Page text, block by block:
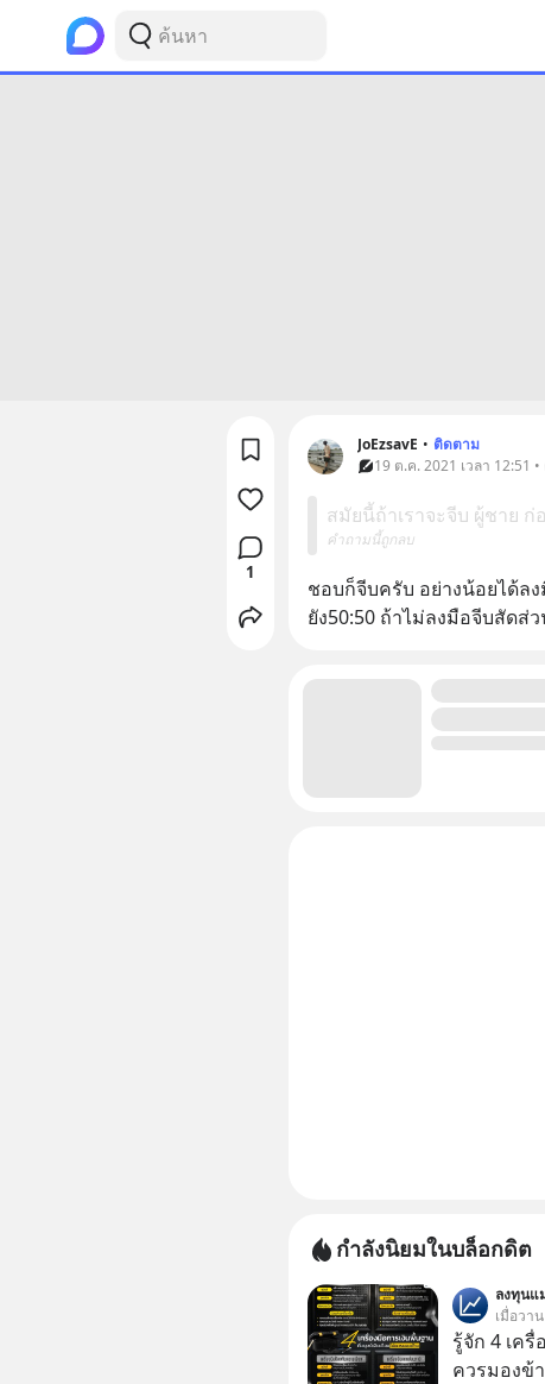
JoEzsavE • ติดตาม
19 ต.ค. 2021 เวลา 12:51
สมัยนี้ถ้าเราจะจีบ ผู้ชาย ก่
คำถามนี้ถูกลบ
ชอบก็จีบครับ อย่างน้อยได้ล
ยัง50:50 ถ้าไม่ลงมือจีบสัดส่ว
1
กำลังนิยมในบล็อกดิต
ลงทุนแ
เมื่อวา
รู้จัก 4 เค
ควรมองข้